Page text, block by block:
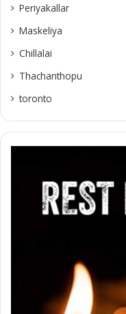
Periyakallar
Maskeliya
Chillalai
Thachanthopu
toronto